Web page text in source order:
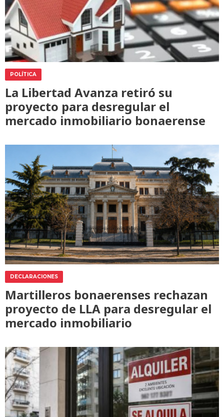
POLÍTICA
La Libertad Avanza retiró su
proyecto para desregular el
mercado inmobiliario bonaerense
DECLARACIONES
Martilleros bonaerenses rechazan
proyecto de LLA para desregular el
mercado inmobiliario